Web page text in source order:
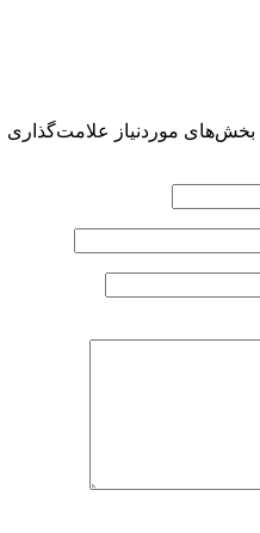
بخش‌های موردنیاز علامت‌گذاری